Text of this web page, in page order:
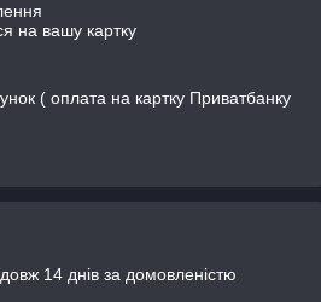
на вашу картку
( оплата на картку Приватбанку
14 днів за домовленістю